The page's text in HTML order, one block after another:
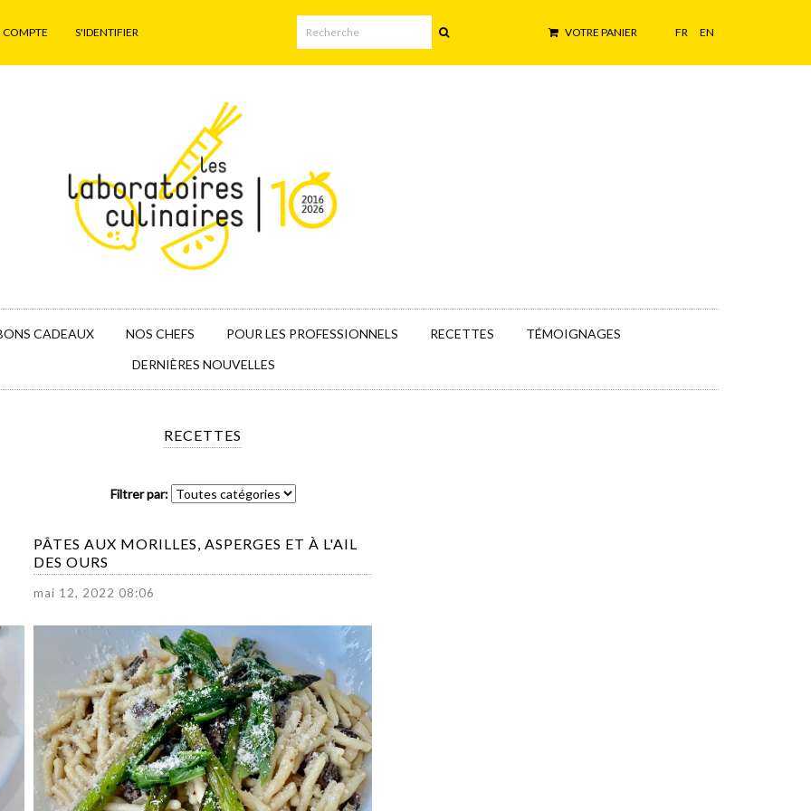
COMPTE S'IDENTIFIER VOTRE PANIER FR EN
CADEAUX NOS CHEFS POUR LES PROFESSIONNELS RECETTES
TÉMOIGNAGES
DERNIÈRES NOUVELLES
RECETTES
Filtrer par:
PÂTES AUX MORILLES, ASPERGES ET À L'AIL
DES OURS
mai 12, 2022 08:06